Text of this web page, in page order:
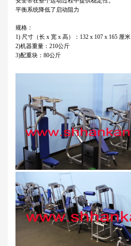
平衡系统降低了启动阻力
规格：
1) 尺寸（长 x 宽 x 高）：132 x 107 x 165 厘米
2)机器重量：210公斤
3)配重块：80公斤